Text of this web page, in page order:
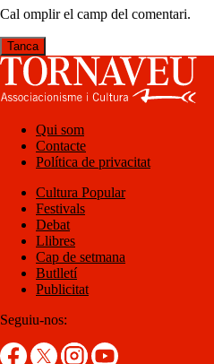
Cal omplir el camp del comentari.
Tanca
Qui som
Contacte
Política de privacitat
Cultura Popular
Festivals
Debat
Llibres
Cap de setmana
Butlletí
Publicitat
Seguiu-nos: